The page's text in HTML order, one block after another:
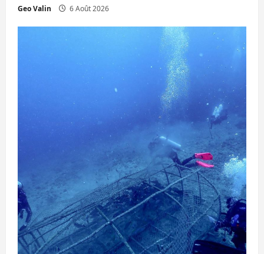
Geo Valin 6 Août 2026